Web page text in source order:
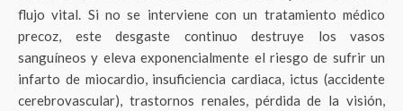
flujo vital. Si no se interviene con un tratamiento médico
precoz, este desgaste continuo destruye los vasos
sanguíneos y eleva exponencialmente el riesgo de sufrir un
infarto de miocardio, insuficiencia cardiaca, ictus (accidente
cerebrovascular), trastornos renales, pérdida de la visión,